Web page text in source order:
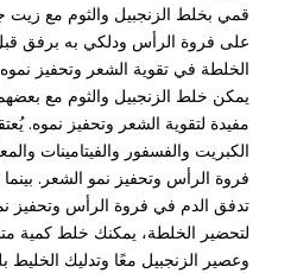
قمي بخلط الزنجبيل والثوم مع زيت
على فروة الرأس ودلكي به برفق
الخلطة في تقوية الشعر وتحفيز
يمكن خلط الزنجبيل والثوم مع
مفيدة لتقوية الشعر وتحفيز نموه.
الكبريت والفسفور والفيتامينات
فروة الرأس وتحفيز نمو الشعر. بينما
تدفق الدم في فروة الرأس وتحفيز
لتحضير الخلطة، يمكنك خلط كمية
وعصير الزنجبيل معًا وتدليك